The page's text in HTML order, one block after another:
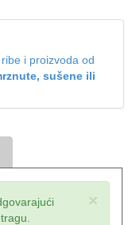
i proizvoda od
sušene ili
×